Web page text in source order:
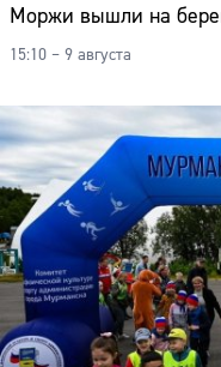
Моржи вышли на
15:10 – 9 августа